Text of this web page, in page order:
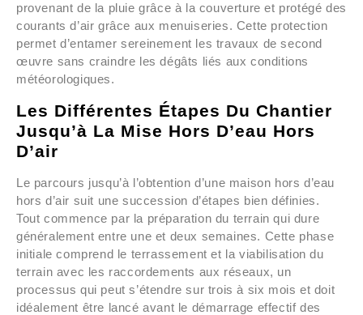
provenant de la pluie grâce à la couverture et protégé des
courants d’air grâce aux menuiseries. Cette protection
permet d’entamer sereinement les travaux de second
œuvre sans craindre les dégâts liés aux conditions
météorologiques.
Les Différentes Étapes Du Chantier
Jusqu’à La Mise Hors D’eau Hors
D’air
Le parcours jusqu’à l’obtention d’une maison hors d’eau
hors d’air suit une succession d’étapes bien définies.
Tout commence par la préparation du terrain qui dure
généralement entre une et deux semaines. Cette phase
initiale comprend le terrassement et la viabilisation du
terrain avec les raccordements aux réseaux, un
processus qui peut s’étendre sur trois à six mois et doit
idéalement être lancé avant le démarrage effectif des